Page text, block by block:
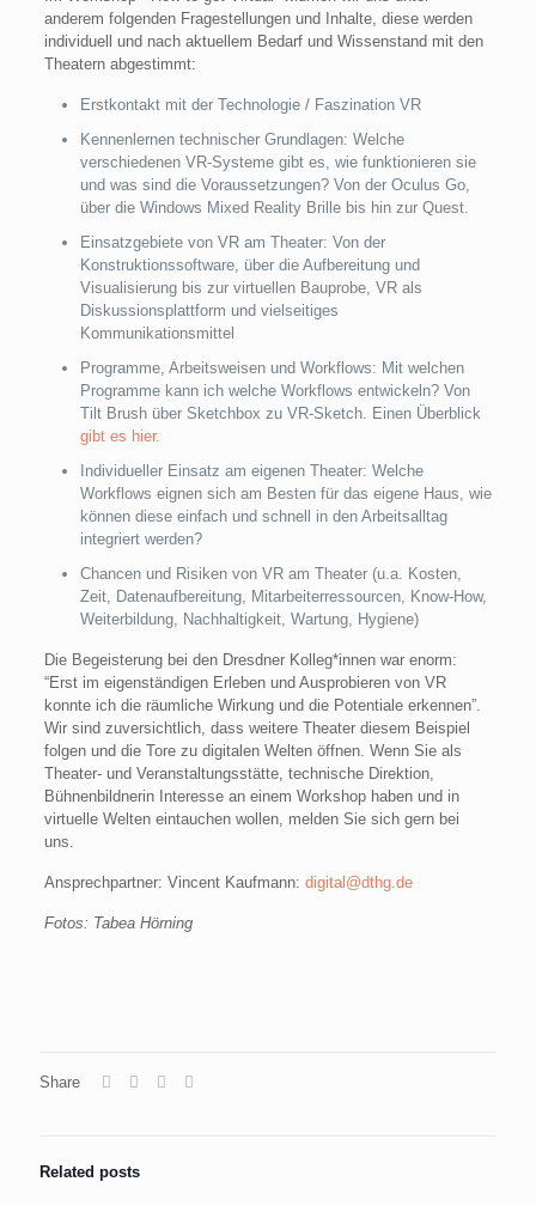
anderem folgenden Fragestellungen und Inhalte, diese werden
individuell und nach aktuellem Bedarf und Wissenstand mit den
Theatern abgestimmt:
Erstkontakt mit der Technologie / Faszination VR
Kennenlernen technischer Grundlagen: Welche
verschiedenen VR-Systeme gibt es, wie funktionieren sie
und was sind die Voraussetzungen? Von der Oculus Go,
über die Windows Mixed Reality Brille bis hin zur Quest.
Einsatzgebiete von VR am Theater: Von der
Konstruktionssoftware, über die Aufbereitung und
Visualisierung bis zur virtuellen Bauprobe, VR als
Diskussionsplattform und vielseitiges
Kommunikationsmittel
Programme, Arbeitsweisen und Workflows: Mit welchen
Programme kann ich welche Workflows entwickeln? Von
Tilt Brush über Sketchbox zu VR-Sketch. Einen Überblick
gibt es hier.
Individueller Einsatz am eigenen Theater: Welche
Workflows eignen sich am Besten für das eigene Haus, wie
können diese einfach und schnell in den Arbeitsalltag
integriert werden?
Chancen und Risiken von VR am Theater (u.a. Kosten,
Zeit, Datenaufbereitung, Mitarbeiterressourcen, Know-How,
Weiterbildung, Nachhaltigkeit, Wartung, Hygiene)
Die Begeisterung bei den Dresdner Kolleg*innen war enorm:
“Erst im eigenständigen Erleben und Ausprobieren von VR
konnte ich die räumliche Wirkung und die Potentiale erkennen”.
Wir sind zuversichtlich, dass weitere Theater diesem Beispiel
folgen und die Tore zu digitalen Welten öffnen. Wenn Sie als
Theater- und Veranstaltungsstätte, technische Direktion,
Bühnenbildnerin Interesse an einem Workshop haben und in
virtuelle Welten eintauchen wollen, melden Sie sich gern bei
uns.
Ansprechpartner: Vincent Kaufmann: digital@dthg.de
Fotos: Tabea Hörning
Share
Related posts